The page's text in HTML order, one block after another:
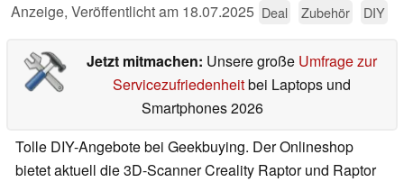
Anzeige, Veröffentlicht am 18.07.2025 Deal Zubehör DIY
Jetzt mitmachen: Unsere große Umfrage zur
Servicezufriedenheitbei Laptops und
Smartphones 2026
Tolle DIY-Angebote bei Geekbuying. Der Onlineshop
bietet aktuell die 3D-Scanner Creality Raptor und Raptor